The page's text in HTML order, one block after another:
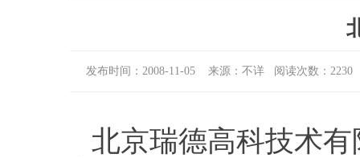
发布时间：2008-11-05 来源：不详 阅读次数：2230
北京瑞德高科技术有